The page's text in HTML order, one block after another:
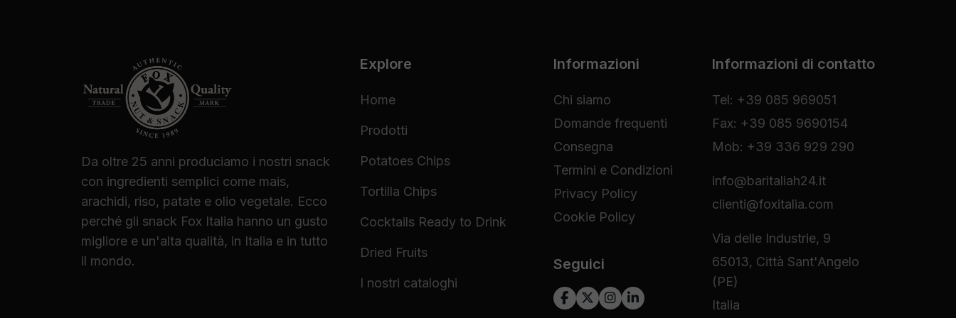
Da oltre 25 anni produciamo i nostri snack
con ingredienti semplici come mais,
arachidi, riso, patate e olio vegetale. Ecco
perché gli snack Fox Italia hanno un gusto
migliore e un'alta qualità, in Italia e in tutto
il mondo.
Explore
Home
Prodotti
Potatoes Chips
Tortilla Chips
Cocktails Ready to Drink
Dried Fruits
I nostri cataloghi
Informazioni
Chi siamo
Domande frequenti
Consegna
Termini e Condizioni
Privacy Policy
Cookie Policy
Seguici
Informazioni di contatto
Tel: +39 085 969051
Fax: +39 085 9690154
Mob: +39 336 929 290
info@baritaliah24.it
clienti@foxitalia.com
Via delle Industrie, 9
65013, Città Sant'Angelo
(PE)
Italia